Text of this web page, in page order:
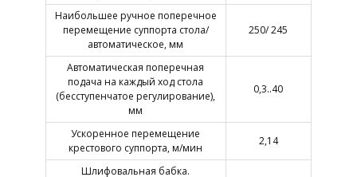
Наибольшее ручное поперечное
перемещение суппорта стола/
автоматическое, мм
250/ 245
Автоматическая поперечная
подача на каждый ход стола
(бесступенчатое регулирование),
мм
0,3..40
Ускоренное перемещение
крестового суппорта, м/мин
2,14
Шлифовальная бабка.